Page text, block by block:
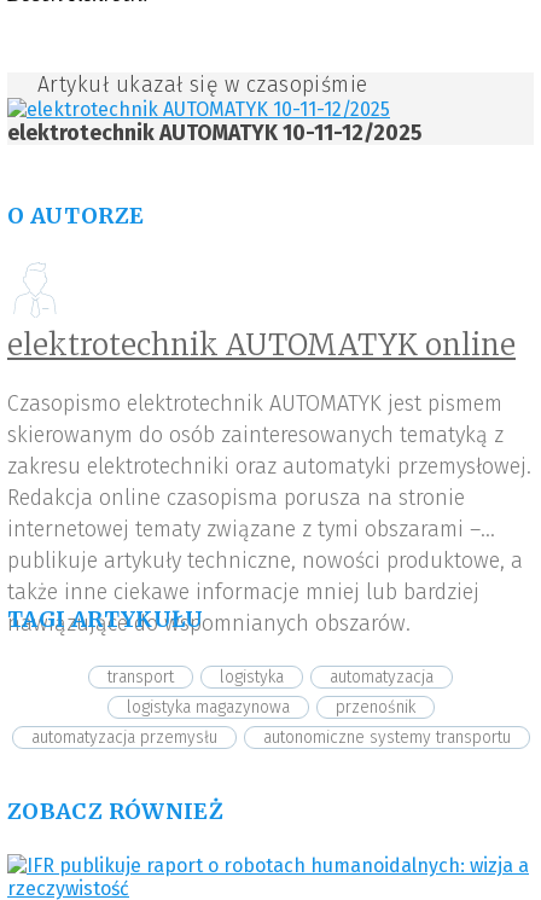
Artykuł ukazał się w czasopiśmie
elektrotechnik AUTOMATYK 10-11-12/2025
O AUTORZE
elektrotechnik AUTOMATYK online
Czasopismo elektrotechnik AUTOMATYK jest pismem
skierowanym do osób zainteresowanych tematyką z
zakresu elektrotechniki oraz automatyki przemysłowej.
Redakcja online czasopisma porusza na stronie
internetowej tematy związane z tymi obszarami –
publikuje artykuły techniczne, nowości produktowe, a
także inne ciekawe informacje mniej lub bardziej
nawiązujące do wspomnianych obszarów.
TAGI ARTYKUŁU
transport logistyka
automatyzacja
logistyka magazynowa
przenośnik
automatyzacja przemysłu
autonomiczne systemy transportu
ZOBACZ RÓWNIEŻ